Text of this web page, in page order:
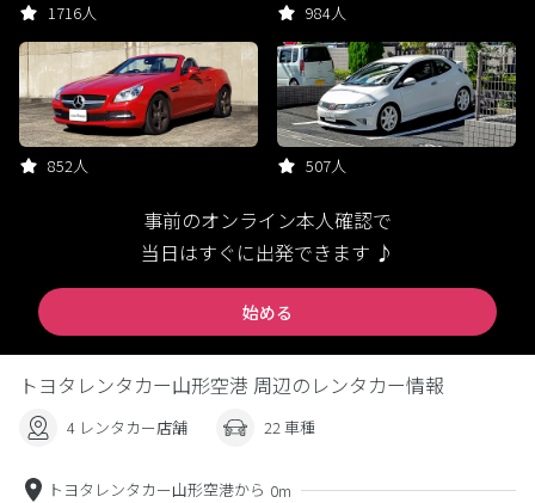
1716人 984人
852人 507人
事前のオンライン本人確認で
当日はすぐに出発できます ♪
始める
トヨタレンタカー山形空港 周辺のレンタカー情報
4 レンタカー店舗 22 車種
トヨタレンタカー山形空港から 0m